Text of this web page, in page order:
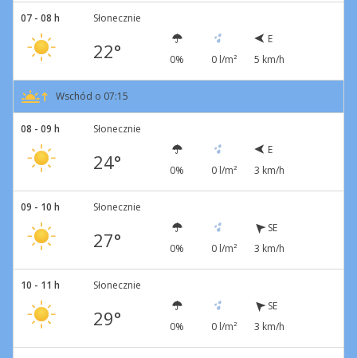
07 - 08 h Słonecznie
22° 0% 0 l/m²
E
5 km/h
Wschód o 07:15
08 - 09 h Słonecznie
24° 0% 0 l/m²
E
3 km/h
09 - 10 h Słonecznie
27° 0% 0 l/m²
SE
3 km/h
10 - 11 h Słonecznie
29° 0% 0 l/m²
SE
3 km/h